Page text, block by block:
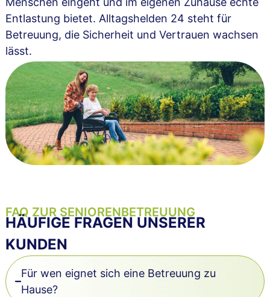
Entlastung bietet. Alltagshelden 24 steht für
Betreuung, die Sicherheit und Vertrauen wachsen
lässt.
FAQ ZUR SENIORENBETREUUNG
HÄUFIGE FRAGEN UNSERER
KUNDEN
Für wen eignet sich eine Betreuung zu
Hause?